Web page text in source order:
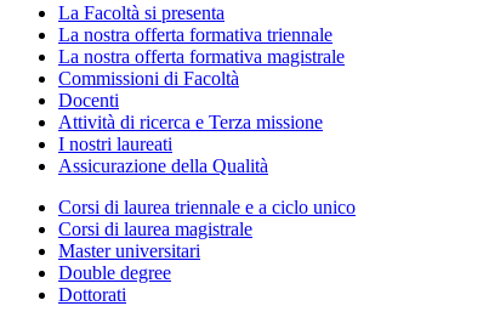
La Facoltà si presenta
La nostra offerta formativa triennale
La nostra offerta formativa magistrale
Commissioni di Facoltà
Docenti
Attività di ricerca e Terza missione
I nostri laureati
Assicurazione della Qualità
Corsi di laurea triennale e a ciclo unico
Corsi di laurea magistrale
Master universitari
Double degree
Dottorati